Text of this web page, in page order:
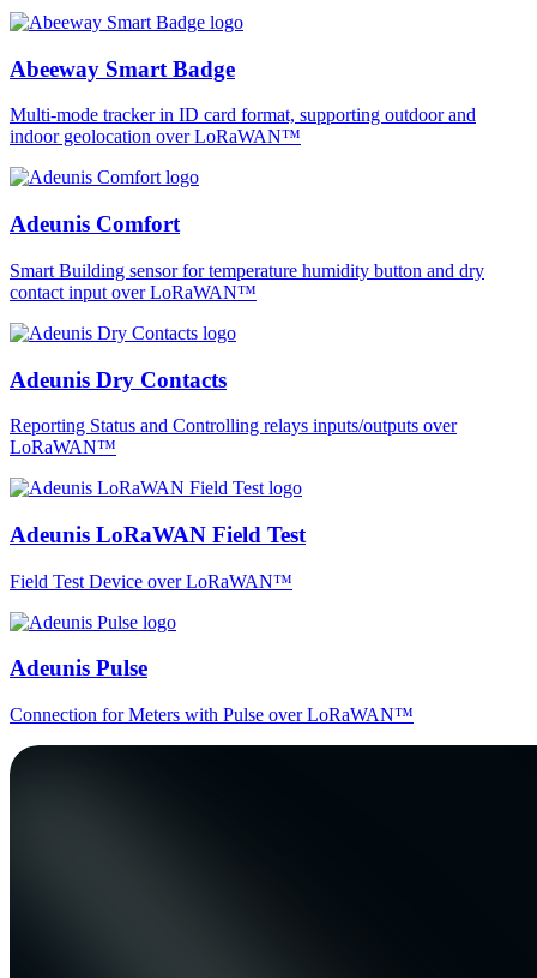
Abeeway Smart Badge
Multi-mode tracker in ID card format, supporting outdoor and
indoor geolocation over LoRaWAN™
Adeunis Comfort
Smart Building sensor for temperature humidity button and dry
contact input over LoRaWAN™
Adeunis Dry Contacts
Reporting Status and Controlling relays inputs/outputs over
LoRaWAN™
Adeunis LoRaWAN Field Test
Field Test Device over LoRaWAN™
Adeunis Pulse
Connection for Meters with Pulse over LoRaWAN™